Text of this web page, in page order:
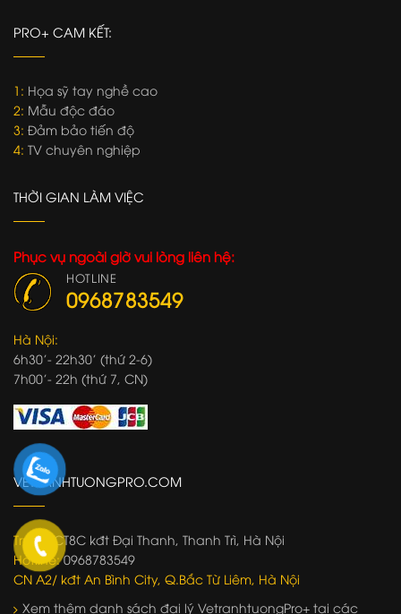
PRO+ CAM KẾT:
1: Họa sỹ tay nghề cao
2: Mẫu độc đáo
3: Đảm bảo tiến độ
4: TV chuyên nghiệp
THỜI GIAN LÀM VIỆC
Phục vụ ngoài giờ vui lòng liên hệ:
HOTLINE
0968783549
Hà Nội:
6h30'- 22h30' (thứ 2-6)
7h00'- 22h (thứ 7, CN)
VETRANHTUONGPRO.COM
Trụ sở: CT8C kđt Đại Thanh, Thanh Trì, Hà Nội
Hotline:0968783549
CN A2/ kđt An Bình City, Q.Bắc Từ Liêm, Hà Nội
Xem thêm danh sách đại lý VetranhtuongPro+ tại các